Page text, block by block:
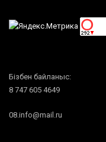
Бізбен байланыс:
8 747 605 4649
08.info@mail.ru